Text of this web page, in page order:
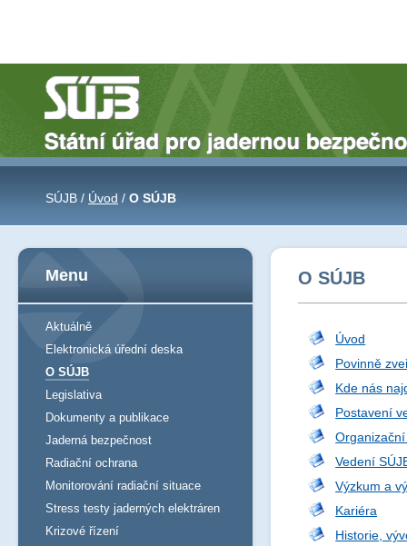
SÚJB / Úvod / O SÚJB
O SÚJB
Úvod
Povinně
Kde nás
Postavení
Vedení
Výzkum a
Kariéra
Historie,
Menu
Aktuálně
Elektronická úřední deska
O SÚJB
Legislativa
Dokumenty a publikace
Jaderná bezpečnost
Radiační ochrana
Monitorování radiační situace
Stress testy jaderných elektráren
Krizové řízení